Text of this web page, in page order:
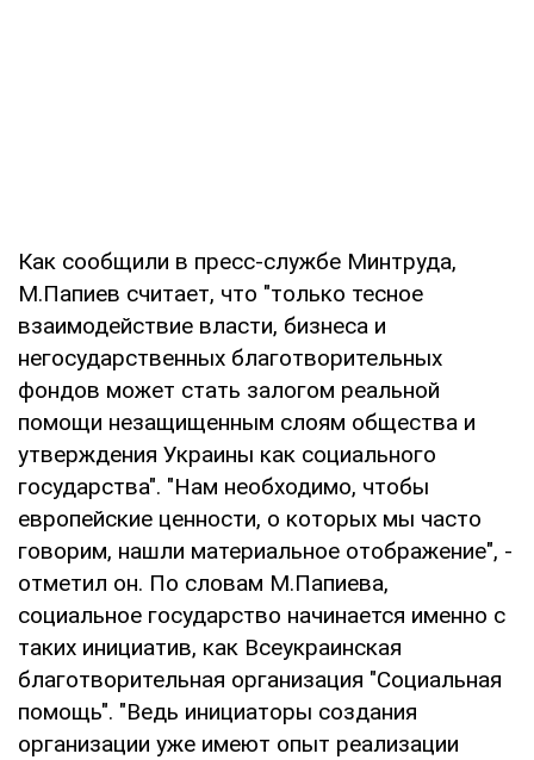
Как сообщили в пресс-службе Минтруда,
М.Папиев считает, что "только тесное
взаимодействие власти, бизнеса и
негосударственных благотворительных
фондов может стать залогом реальной
помощи незащищенным слоям общества и
утверждения Украины как социального
государства". "Нам необходимо, чтобы
европейские ценности, о которых мы часто
говорим, нашли материальное отображение", -
отметил он. По словам М.Папиева,
социальное государство начинается именно с
таких инициатив, как Всеукраинская
благотворительная организация "Социальная
помощь". "Ведь инициаторы создания
организации уже имеют опыт реализации